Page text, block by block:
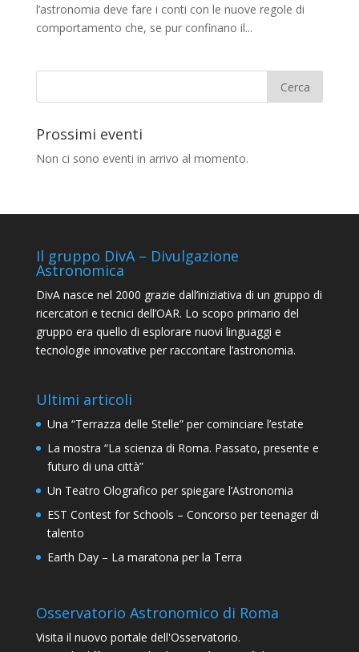
l’astronomia deve fare i conti con le nuove regole di
comportamento che, se pur confinano il...
Prossimi eventi
Non ci sono eventi in arrivo al momento.
Il gruppo DivA – Divulgazione
Astronomica
DivA nasce nel 2000 grazie dall’iniziativa di un gruppo di
ricercatori e tecnici dell’OAR. Lo scopo primario del
gruppo era quello di esplorare nuovi linguaggi e
tecnologie innovative per raccontare l’astronomia.
Ultimi articoli
Una “Terrazza delle Stelle” per cominciare l’estate
La mostra “La scienza di Roma. Passato, presente e
futuro di una città”
Un Teatro Olografico per spiegare l’Astronomia
EST Contest for Schools – Concorso per teenager di
talento
Earth Day – La maratona per la Terra
Osservatorio Astronomico di Roma
Visita il nuovo portale dell'Osservatorio.